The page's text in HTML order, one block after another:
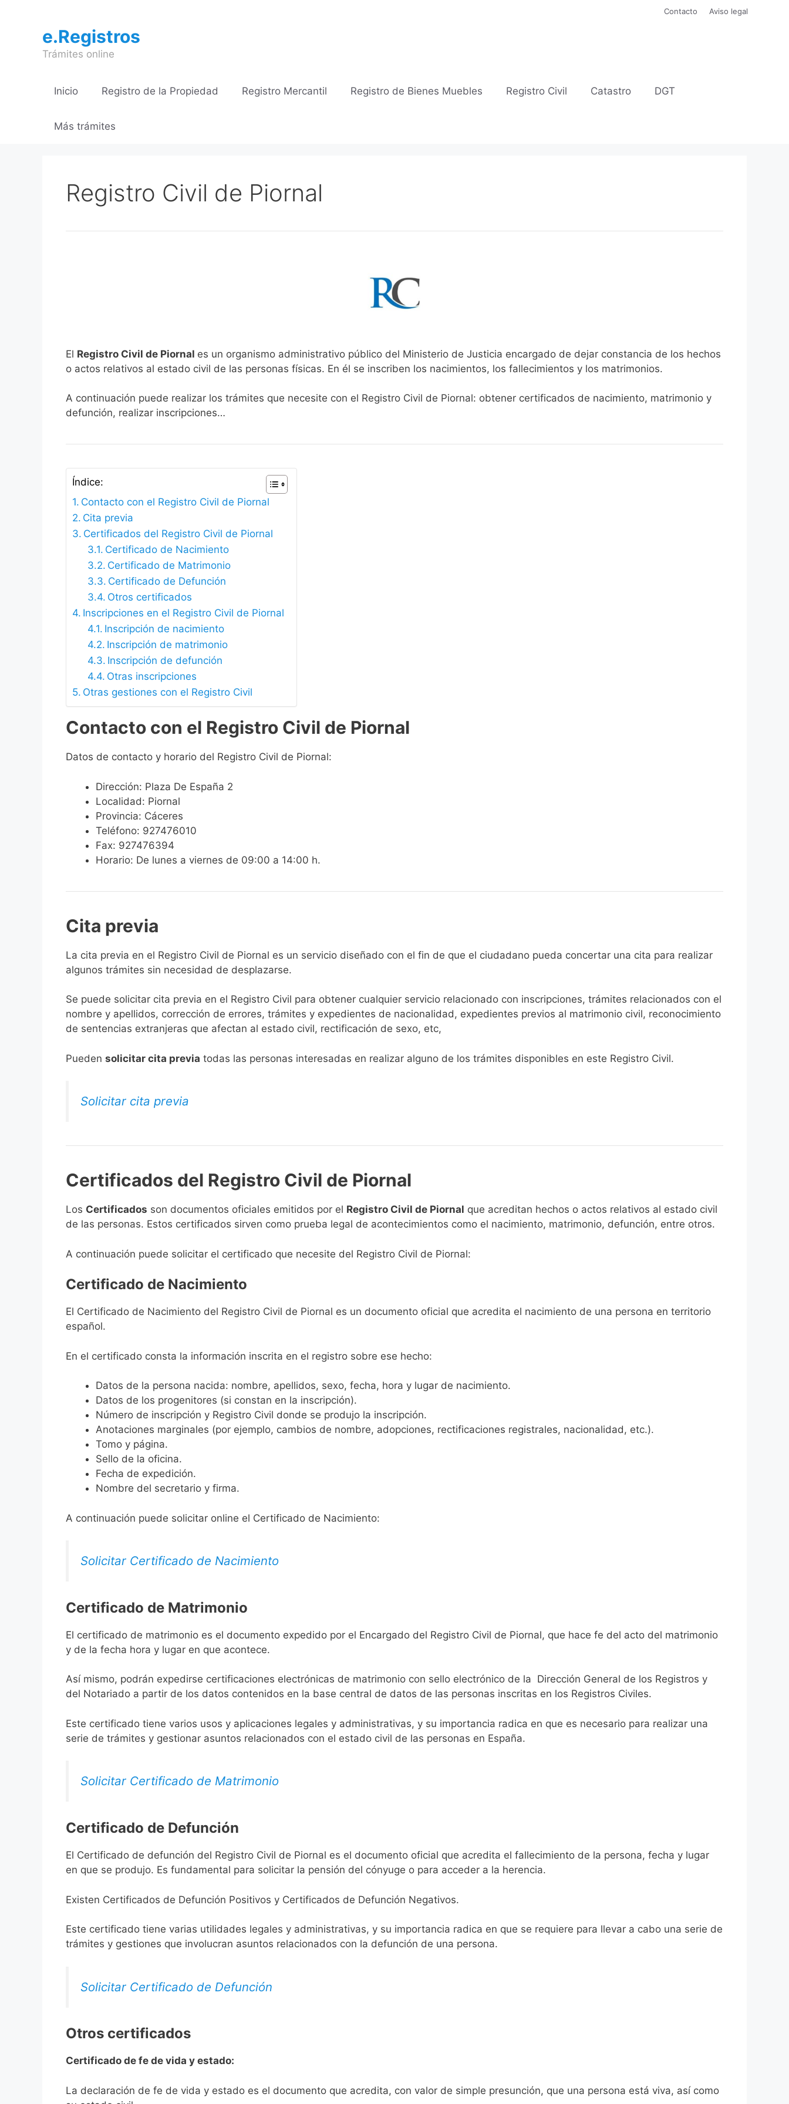
contenido
Contacto Aviso legal
e.Registros
Trámites online
Inicio Registro de la Propiedad Registro Mercantil Registro de Bienes Muebles Registro Civil Catastro DGT
Más trámites
Registro Civil de Piornal
El Registro Civil de Piornal es un organismo administrativo público del Ministerio de Justicia encargado de dejar constancia de los hechos
o actos relativos al estado civil de las personas físicas. En él se inscriben los nacimientos, los fallecimientos y los matrimonios.
A continuación puede realizar los trámites que necesite con el Registro Civil de Piornal: obtener certificados de nacimiento, matrimonio y
defunción, realizar inscripciones…
Índice:
Contacto con el Registro Civil de Piornal
Cita previa
Certificados del Registro Civil de Piornal
Certificado de Nacimiento
Certificado de Matrimonio
Certificado de Defunción
Otros certificados
Inscripciones en el Registro Civil de Piornal
Inscripción de nacimiento
Inscripción de matrimonio
Inscripción de defunción
Otras inscripciones
Otras gestiones con el Registro Civil
Contacto con el Registro Civil de Piornal
Datos de contacto y horario del Registro Civil de Piornal:
Dirección: Plaza De España 2
Localidad: Piornal
Provincia: Cáceres
Teléfono: 927476010
Fax: 927476394
Horario: De lunes a viernes de 09:00 a 14:00 h.
Cita previa
​​​​​​​​​​​​​​​​​​​​​​​​​​​​La cita previa en el Registro Civil de Piornal es un servicio diseñado con el fin de que el ciudadano pueda concertar una cita para realizar
algunos trámites sin necesidad de desplazarse.​
Se puede solicitar cita previa en el Registro Civil para obtener cualquier servicio relacionado con inscripciones, trámites relacionados con el
nombre y apellidos, corrección de errores, trámites y expedientes de nacionalidad, expedientes previos al matrimonio civil, reconocimiento
de sentencias extranjeras que afectan al estado civil, rectificación de sexo, etc,
​Pueden solicitar cita previa todas las personas interesadas en realizar alguno de los trámites disponibles en este Registro Civil.​
Solicitar cita previa
Certificados del Registro Civil de Piornal
Los Certificados son documentos oficiales emitidos por el Registro Civil de Piornal que acreditan hechos o actos relativos al estado civil
de las personas. Estos certificados sirven como prueba legal de acontecimientos como el nacimiento, matrimonio, defunción, entre otros.
A continuación puede solicitar el certificado que necesite del Registro Civil de Piornal:
Certificado de Nacimiento
El Certificado de Nacimiento del Registro Civil de Piornal es un documento oficial que acredita el nacimiento de una persona en territorio
español.
En el certificado consta la información inscrita en el registro sobre ese hecho:
Datos de la persona nacida: nombre, apellidos, sexo, fecha, hora y lugar de nacimiento.
Datos de los progenitores (si constan en la inscripción).
Número de inscripción y Registro Civil donde se produjo la inscripción.
Anotaciones marginales (por ejemplo, cambios de nombre, adopciones, rectificaciones registrales, nacionalidad, etc.).
Tomo y página.
Sello de la oficina.
Fecha de expedición.
Nombre del secretario y firma.
A continuación puede solicitar online el Certificado de Nacimiento:
Solicitar Certificado de Nacimiento
Certificado de Matrimonio
El certificado de matrimonio es el documento expedido por el Encargado del Registro Civil de Piornal, que hace fe del acto del matrimonio
y de la fecha hora y lugar en que acontece.
Así mismo, podrán expedirse certificaciones electrónicas de matrimonio con sello electrónico de la Dirección General de los Registros y
del Notariado a partir de los datos contenidos en la base central de datos de las personas inscritas en los Registros Civiles.
Este certificado tiene varios usos y aplicaciones legales y administrativas, y su importancia radica en que es necesario para realizar una
serie de trámites y gestionar asuntos relacionados con el estado civil de las personas en España.
Solicitar Certificado de Matrimonio
Certificado de Defunción
El Certificado de defunción del Registro Civil de Piornal es el documento oficial que acredita el fallecimiento de la persona, fecha y lugar
en que se produjo. Es fundamental para solicitar la pensión del cónyuge o para acceder a la herencia.
Existen Certificados de Defunción Positivos y Certificados de Defunción Negativos.
Este certificado tiene varias utilidades legales y administrativas, y su importancia radica en que se requiere para llevar a cabo una serie de
trámites y gestiones que involucran asuntos relacionados con la defunción de una persona.
Solicitar Certificado de Defunción
Otros certificados
Certificado de fe de vida y estado:
La declaración de fe de vida y estado es el documento que acredita, con valor de simple presunción, que una persona está viva, así como